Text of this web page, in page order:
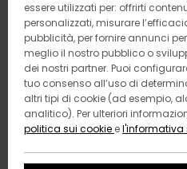
essere utilizzati per: offrirti
personalizzati, misurare
pubblicità, per fornire annunci
meglio il nostro pubblico o
dei nostri partner. Puoi
tuo consenso all’uso di
altri tipi di cookie (ad esempio,
analitico). Per ulteriori
politica sui cookie el'informativa